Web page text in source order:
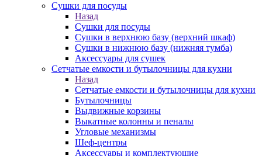
Сушки для посуды
Назад
Сушки для посуды
Сушки в верхнюю базу (верхний шкаф)
Сушки в нижнюю базу (нижняя тумба)
Аксессуары для сушек
Сетчатые емкости и бутылочницы для кухни
Назад
Сетчатые емкости и бутылочницы для кухни
Бутылочницы
Выдвижные корзины
Выкатные колонны и пеналы
Угловые механизмы
Шеф-центры
Аксессуары и комплектующие